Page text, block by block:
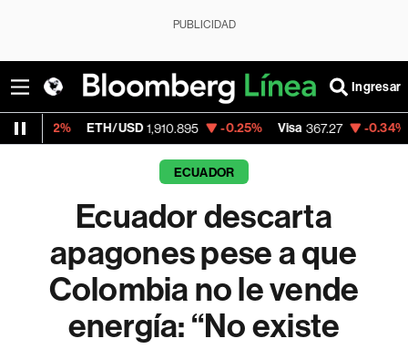
PUBLICIDAD
Ingresar
ETH/USD 1,910.895 -0.25% Visa 367.27 -0.34%
ECUADOR
Ecuador descarta
apagones pese a que
Colombia no le vende
energía: “No existe